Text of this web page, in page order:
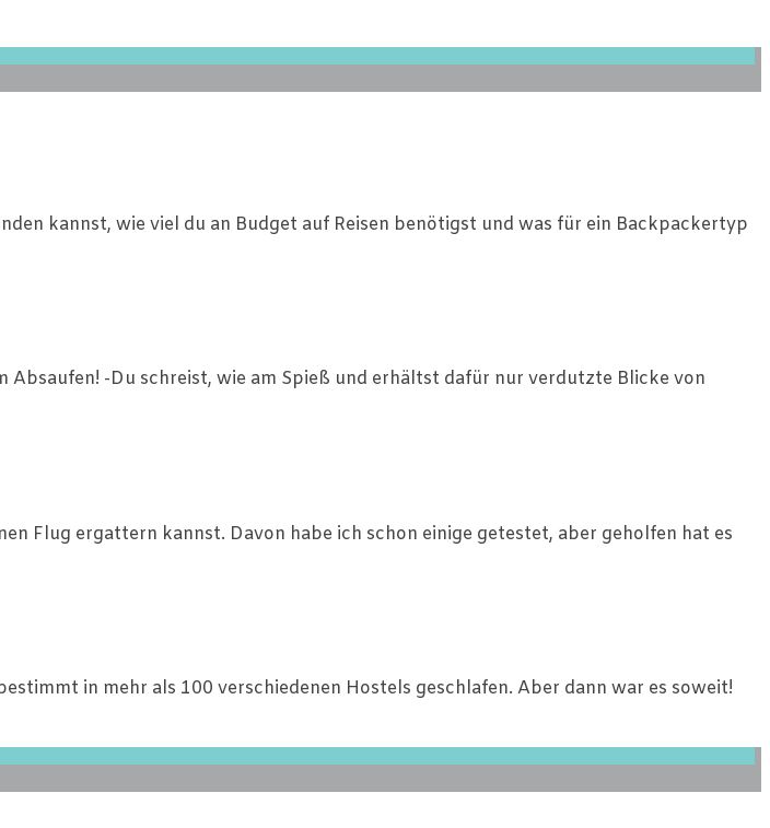
kannst, wie viel du an Budget auf Reisen benötigst und was für ein Backpackertyp
-Du schreist, wie am Spieß und erhältst dafür nur verdutzte Blicke von
Flug ergattern kannst. Davon habe ich schon einige getestet, aber geholfen hat es
in mehr als 100 verschiedenen Hostels geschlafen. Aber dann war es soweit!